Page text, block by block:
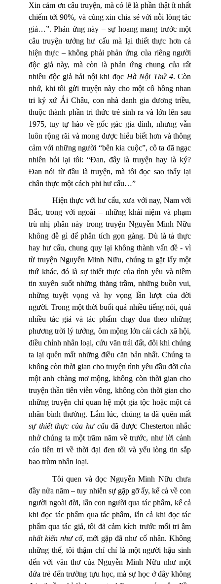
Xin cảm ơn câu truyện, mà có lẽ là phần thật ít nhất
chiếm tới 90%, và cũng xin chia sẻ với nỗi lòng tác
giả…”. Phản ứng này – sự hoang mang trước một
câu truyện tưởng hư cấu mà lại thiết thực hơn cả
hiện thực – không phải phản ứng của riêng người
độc giả này, mà còn là phản ứng chung của rất
nhiều độc giả hải nội khi đọc Hà Nội Thứ 4. Còn
nhớ, khi tôi gửi truyện này cho một cô hồng nhan
tri kỷ xứ Ái Châu, con nhà danh gia đương triều,
thuộc thành phần tri thức trẻ sinh ra và lớn lên sau
1975, tuy tự hào về gốc gác gia đình, nhưng vẫn
luôn rộng rãi và mong được hiểu biết hơn và thông
cảm với những người “bên kia cuộc”, cô ta đã ngạc
nhiên hỏi lại tôi: “Đan, đây là truyện hay là ký?
Đan nói từ đầu là truyện, mà tôi đọc sao thấy lại
chân thực một cách phi hư cấu…”
Hiện thực với hư cấu, xưa với nay, Nam với
Bắc, trong với ngoài – những khái niệm và phạm
trù nhị phân này trong truyện Nguyễn Minh Nữu
không dễ gì để phân tích gọn gàng. Dù là tả thực
hay hư cấu, chung quy lại không thành vấn đề - vì
từ truyện Nguyễn Minh Nữu, chúng ta gặt lấy một
thứ khác, đó là sự thiết thực của tình yêu và niềm
tin xuyên suốt những thăng trầm, những buồn vui,
những tuyệt vọng và hy vọng lần lượt của đời
người. Trong một thời buổi quá nhiều tiếng nói, quá
nhiều tác giả và tác phẩm chạy đua theo những
phương trời lý tưởng, ôm mộng lớn cải cách xã hội,
điều chỉnh nhân loại, cứu vãn trái đất, đôi khi chúng
ta lại quên mất những điều căn bản nhất. Chúng ta
không còn thời gian cho truyện tình yêu đầu đời của
một anh chàng mơ mộng, không còn thời gian cho
truyện thần tiên viễn vông, không còn thời gian cho
những truyện chỉ quan hệ một gia tộc hoặc một cá
nhân bình thường. Lắm lúc, chúng ta đã quên mất
sự thiết thực của hư cấuđã được Chesterton nhắc
nhở chúng ta một trăm năm về trước, như lời cảnh
cáo tiên tri về thời đại đen tối và yếu lòng tin sắp
bao trùm nhân loại.
Tôi quen và đọc Nguyễn Minh Nữu chưa
đầy nửa năm – tuy nhiên sự gặp gỡ ấy, kể cả về con
người ngoài đời, lẫn con người qua tác phẩm, kể cả
khi đọc tác phẩm qua tác phẩm, lẫn cả khi đọc tác
phẩm qua tác giả, tôi đã cảm kích trước mối tri âm
nhất kiến như cố, mới gặp đã như cố nhân. Không
những thế, tôi thậm chí chỉ là một người hậu sinh
đến với văn thơ của Nguyễn Minh Nữu như một
đứa trẻ đến trường tựu học, mà sự học ở đây không